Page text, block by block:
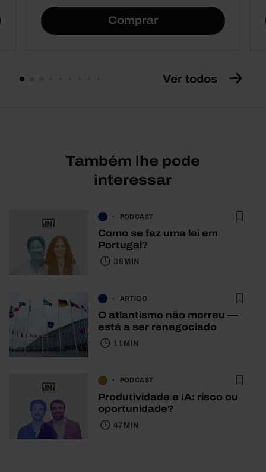
Comprar
Ver todos
Também lhe pode
interessar
PODCAST
Como se faz uma lei em
Portugal?
38 MIN
ARTIGO
O atlantismo não morreu —
está a ser renegociado
11 MIN
PODCAST
Produtividade e IA: risco ou
oportunidade?
47 MIN